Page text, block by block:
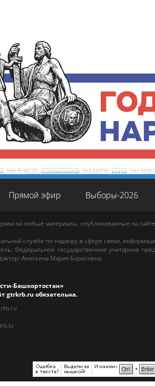
Прямой эфир Выборы-2026
на любые материалы, опубликованные на
службе по надзору в сфере связи,
Федеральное государственное унитарное
: Анискина Мария Борисовна.
Башкортостан»
gtrkrb.ru обязательна.